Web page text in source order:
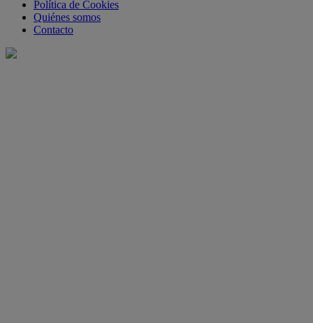
Política de Cookies
Quiénes somos
Contacto